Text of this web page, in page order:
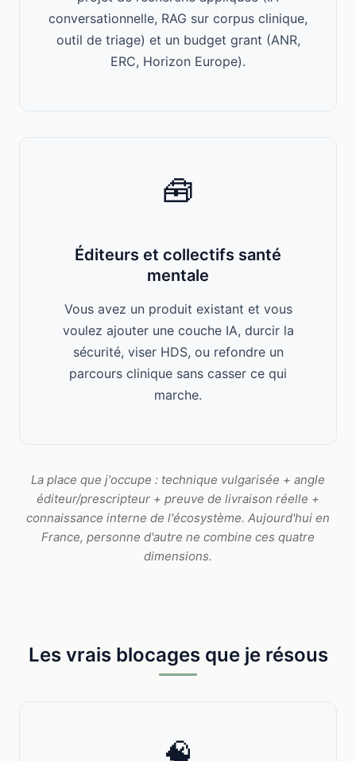
conversationnelle, RAG sur corpus clinique,
outil de triage) et un budget grant (ANR,
ERC, Horizon Europe).
🧰
Éditeurs et collectifs santé
mentale
Vous avez un produit existant et vous
voulez ajouter une couche IA, durcir la
sécurité, viser HDS, ou refondre un
parcours clinique sans casser ce qui
marche.
La place que j'occupe : technique vulgarisée + angle
éditeur/prescripteur + preuve de livraison réelle +
connaissance interne de l'écosystème. Aujourd'hui en
France, personne d'autre ne combine ces quatre
dimensions.
Les vrais blocages que je résous